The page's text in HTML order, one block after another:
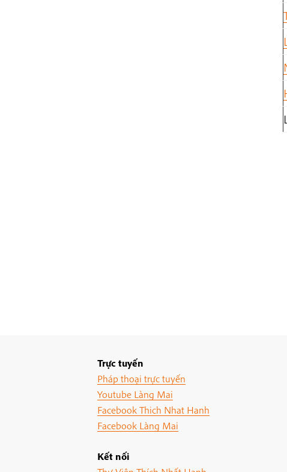
Trực tuyến
Pháp thoại trực tuyến
Youtube Làng Mai
Facebook Thich Nhat Hanh
Facebook Làng Mai
Kết nối